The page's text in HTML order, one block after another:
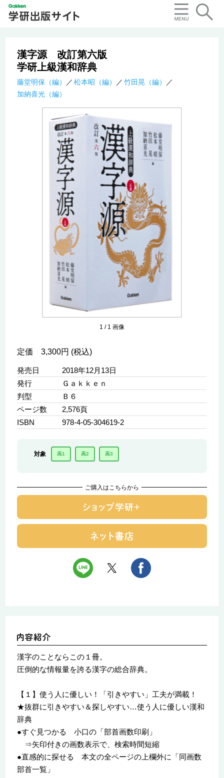
漢字源 改訂第六版
学研上級漢和辞典
藤堂明保（編） 松本昭（編）
竹田晃（編）
加納喜光（編）
1 / 1 画像
定価 3,300円 (税込)
発売日
2018年12月13日
発行
Ｇａｋｋｅｎ
判型
Ｂ６
ページ数
2,576頁
ISBN
978-4-05-304619-2
対象 高1 高2 高3
ご購入はこちらから
漢字のことならこの１冊。
圧倒的な情報量を誇る漢字の総合辞典。
【１】使う人に優しい！「引きやすい」工夫が満載！
★抜群に引きやすい＆探しやすい…使う人に優しい漢和
辞典
●すぐ見つかる 小口の「部首画数印刷」
⇒矢印付きの画数表示で、検索時間短縮
●直感的に探せる 本文の全ページの上欄外に「同画数
部首一覧」